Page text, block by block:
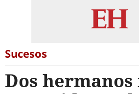
Sucesos
Dos